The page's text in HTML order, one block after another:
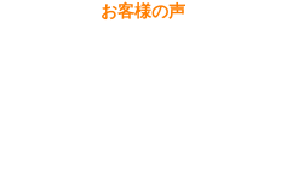
お客様の声